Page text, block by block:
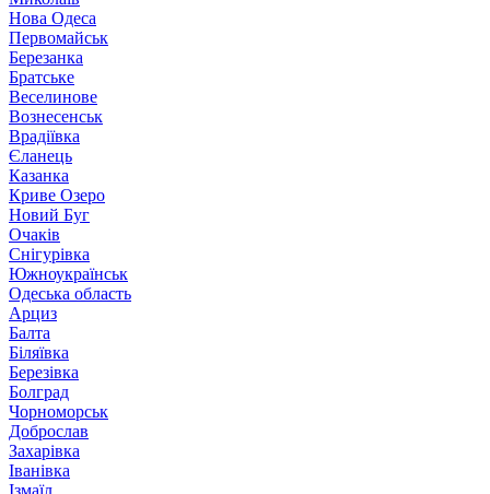
Нова Одеса
Первомайськ
Березанка
Братське
Веселинове
Вознесенськ
Врадіївка
Єланець
Казанка
Криве Озеро
Новий Буг
Очаків
Снігурівка
Южноукраїнськ
Одеська область
Арциз
Балта
Біляївка
Березівка
Болград
Чорноморськ
Доброслав
Захарівка
Іванівка
Ізмаїл